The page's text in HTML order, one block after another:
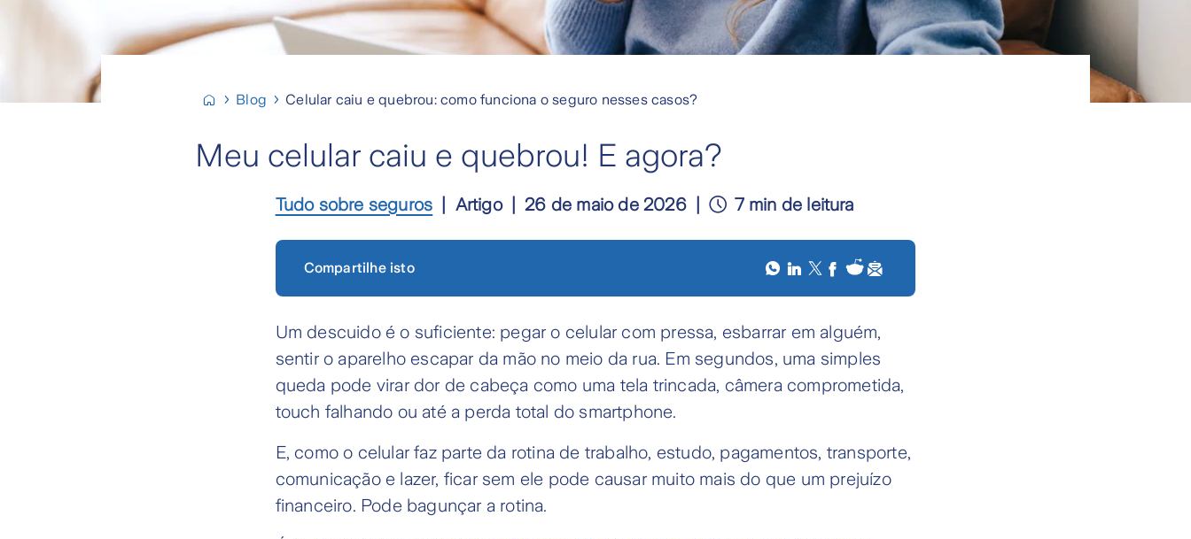
Blog Celular caiu e quebrou: como funciona o seguro nesses casos?
Meu celular caiu e quebrou! E agora?
Tudo sobre seguros Artigo 26 de maio de 2026 7 min de leitura
Compartilhe isto
Um descuido é o suficiente: pegar o celular com pressa, esbarrar em alguém,
sentir o aparelho escapar da mão no meio da rua. Em segundos, uma simples
queda pode virar dor de cabeça como uma tela trincada, câmera comprometida,
touch falhando ou até a perda total do smartphone.
E, como o celular faz parte da rotina de trabalho, estudo, pagamentos, transporte,
comunicação e lazer, ficar sem ele pode causar muito mais do que um prejuízo
financeiro. Pode bagunçar a rotina.